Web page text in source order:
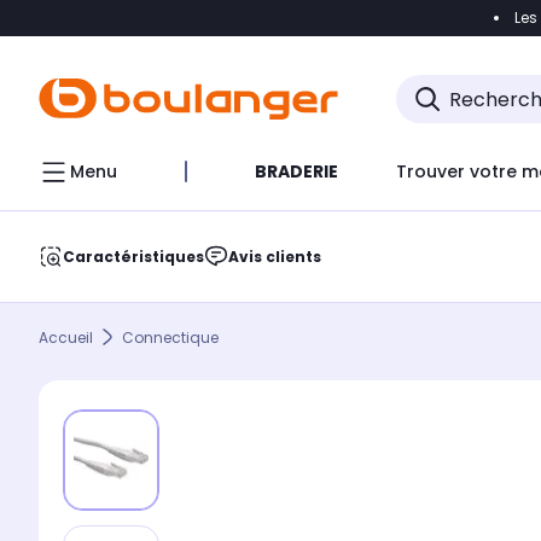
Accéder
Menu BRADERIE Trouver votre
Caractéristiques Avis clients
Accueil Connectique